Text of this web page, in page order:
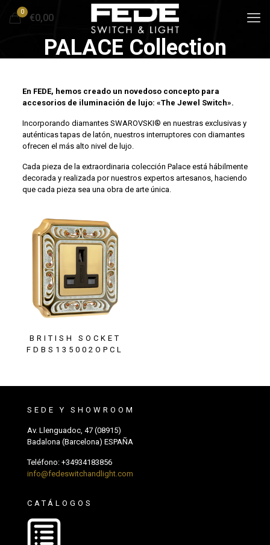
0
€0,00
PALACE Collection
En FEDE, hemos creado un novedoso concepto para
accesorios de iluminación de lujo: «The Jewel Switch».
Incorporando diamantes SWAROVSKI® en nuestras exclusivas y
auténticas tapas de latón, nuestros interruptores con diamantes
ofrecen el más alto nivel de lujo.
Cada pieza de la extraordinaria colección Palace está hábilmente
decorada y realizada por nuestros expertos artesanos, haciendo
que cada pieza sea una obra de arte única.
BRITISH SOCKET
FDBS135002OPCL
SEDE Y SHOWROOM
Av. Llenguadoc, 47 (08915)
Badalona (Barcelona) ESPAÑA
Teléfono: +34934183856
info@fedeswitchandlight.com
CATÁLOGOS